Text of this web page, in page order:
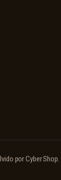
porCyber Shop.